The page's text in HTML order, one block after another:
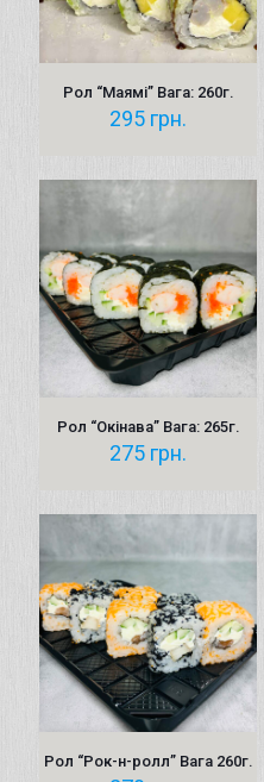
Рол “Маямі” Вага: 260г.
295 грн.
Рол “Окінава” Вага: 265г.
275 грн.
Рол “Рок-н-ролл” Вага 260г.